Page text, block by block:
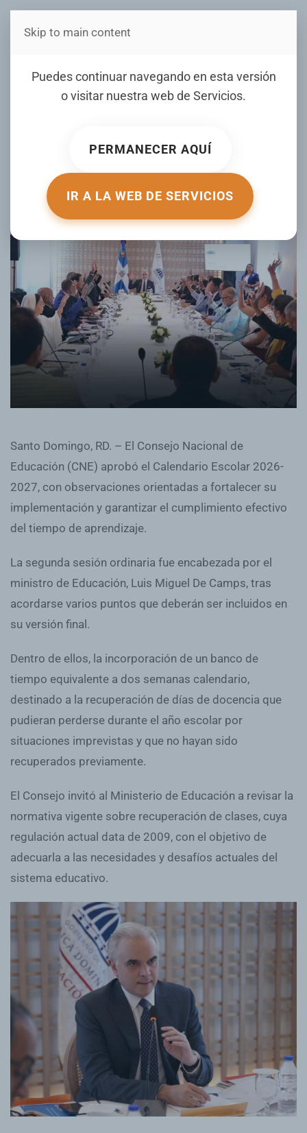
Estás en Telenord Medios
Puedes continuar navegando en esta versión
o visitar nuestra web de Servicios.
PERMANECER AQUÍ
IR A LA WEB DE SERVICIOS
Skip to main content
Aprueban calendario
escolar 2026-2027 con dos
recuperar clases perdidas
ESCRITO POR ELDIA.COM EL
. PUBLICADO EN
NACIONALES .
Santo Domingo, RD. – El Consejo Nacional de
Educación (CNE) aprobó el Calendario Escolar 2026-
2027, con observaciones orientadas a fortalecer su
implementación y garantizar el cumplimiento efectivo
del tiempo de aprendizaje.
La segunda sesión ordinaria fue encabezada por el
ministro de Educación, Luis Miguel De Camps, tras
acordarse varios puntos que deberán ser incluidos en
su versión final.
Dentro de ellos, la incorporación de un banco de
tiempo equivalente a dos semanas calendario,
destinado a la recuperación de días de docencia que
pudieran perderse durante el año escolar por
situaciones imprevistas y que no hayan sido
recuperados previamente.
El Consejo invitó al Ministerio de Educación a revisar la
normativa vigente sobre recuperación de clases, cuya
regulación actual data de 2009, con el objetivo de
adecuarla a las necesidades y desafíos actuales del
sistema educativo.